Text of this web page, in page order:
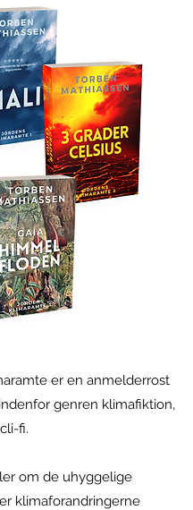
er en anmelderrost
genren klimafiktion,
fi.
om de uhyggelige
klimaforandringerne